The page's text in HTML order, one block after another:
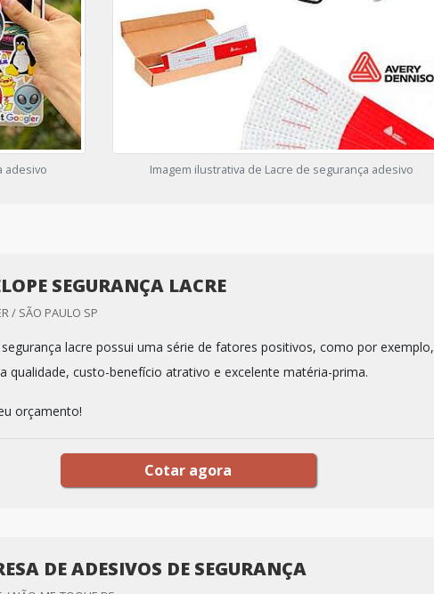
adesivo Imagem ilustrativa de Lacre de segurança adesivo
SEGURANÇA LACRE
/ SÃO PAULO SP
lacre possui uma série de fatores positivos, como por exemplo,
qualidade, custo-benefício atrativo e excelente matéria-prima.
orçamento!
Cotar agora
DE ADESIVOS DE SEGURANÇA